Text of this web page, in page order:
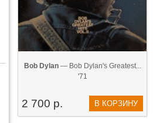
Bob Dylan— Bob Dylan's Greatest...
'71
2 700 р. В КОРЗИНУ